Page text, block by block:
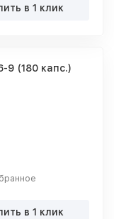
в 1 клик
9 (180 капс.)
в 1 клик